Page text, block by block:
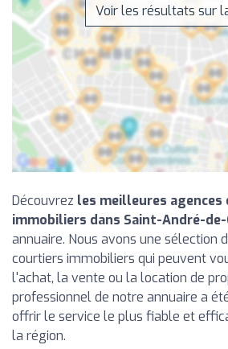
Voir les résultats sur
Découvrez les meilleures
immobiliers dans Saint-André-de-
annuaire. Nous avons une sélection
courtiers immobiliers qui peuvent
l'achat, la vente ou la location de
professionnel de notre annuaire a
offrir le service le plus fiable et
la région.